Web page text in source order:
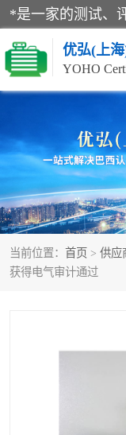
优弘(上
YOHO
当前位置： 首页 > 供应
获得电气审计通过
RECYCLASS认证
NR12认证
ART认证
巴西认证